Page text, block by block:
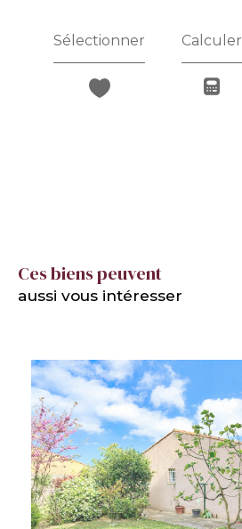
Sélectionner Calculer
Ces biens peuvent
aussi vous intéresser